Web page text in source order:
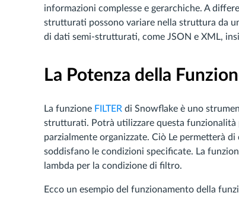
informazioni complesse e gerarchiche. A
strutturati possono variare nella struttura da
di dati semi-strutturati, come JSON e XML,
La Potenza della
La funzione FILTER di Snowflake è uno
strutturati. Potrà utilizzare questa
parzialmente organizzate. Ciò Le permetterà
soddisfano le condizioni specificate. La
lambda per la condizione di filtro.
Ecco un esempio del funzionamento della